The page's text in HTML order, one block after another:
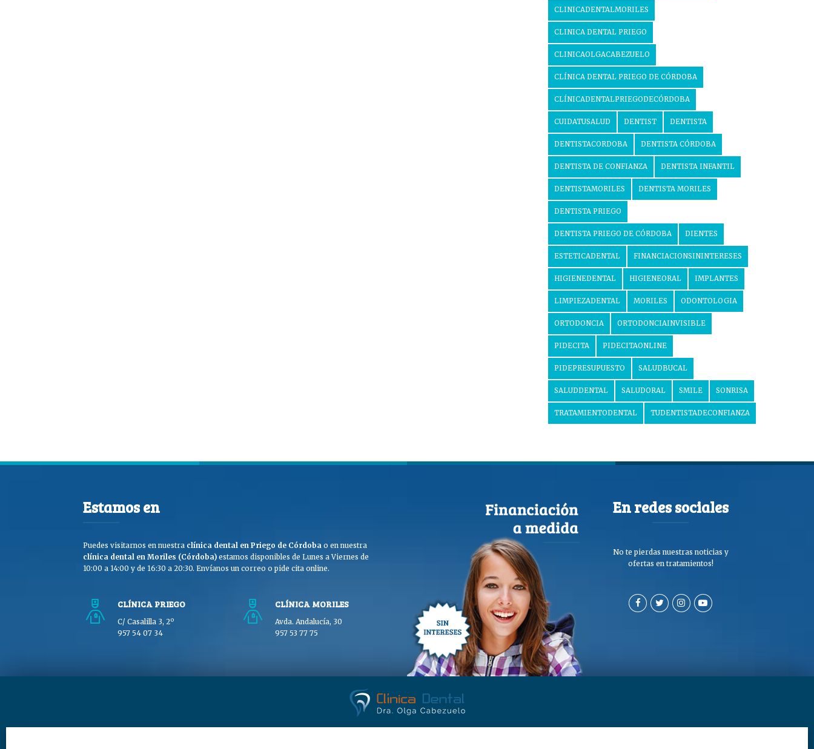
CLINICADENTALMORILES
CLINICA DENTAL PRIEGO
CLINICAOLGACABEZUELO
CLÍNICA DENTAL PRIEGO DE CÓRDOBA
CLÍNICADENTALPRIEGODECÓRDOBA
CUIDATUSALUD DENTIST DENTISTA
DENTISTACORDOBA DENTISTA CÓRDOBA
DENTISTA DE CONFIANZA DENTISTA INFANTIL
DENTISTAMORILES DENTISTA MORILES
DENTISTA PRIEGO
DENTISTA PRIEGO DE CÓRDOBA DIENTES
ESTETICADENTAL FINANCIACIONSININTERESES
HIGIENEDENTAL HIGIENEORAL IMPLANTES
LIMPIEZADENTAL MORILES ODONTOLOGIA
ORTODONCIA ORTODONCIAINVISIBLE
PIDECITA PIDECITAONLINE
PIDEPRESUPUESTO SALUDBUCAL
SALUDDENTAL SALUDORAL SMILE SONRISA
TRATAMIENTODENTAL TUDENTISTADECONFIANZA
Estamos en
Puedes visitarnos en nuestra clínica dental en Priego de Córdoba o en nuestra
clínica dental en Moriles (Córdoba) estamos disponibles de Lunes a Viernes de
10:00 a 14:00 y de 16:30 a 20:30. Envíanos un correo o pide cita online.
CLÍNICA PRIEGO
C/ Casalilla 3, 2º
957 54 07 34
CLÍNICA MORILES
Avda. Andalucía, 30
957 53 77 75
En redes sociales
No te pierdas nuestras noticias y
ofertas en tratamientos!